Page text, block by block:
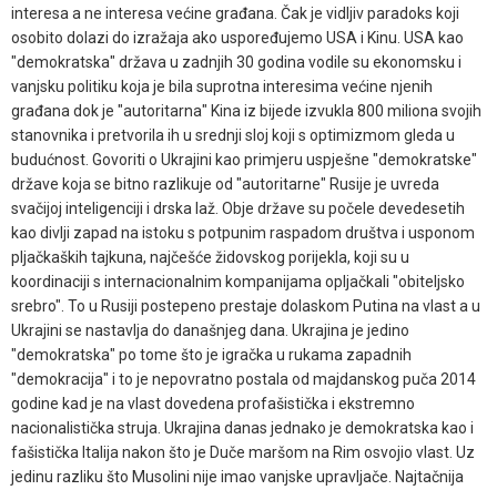
interesa a ne interesa većine građana. Čak je vidljiv paradoks koji
osobito dolazi do izražaja ako uspoređujemo USA i Kinu. USA kao
"demokratska" država u zadnjih 30 godina vodile su ekonomsku i
vanjsku politiku koja je bila suprotna interesima većine njenih
građana dok je "autoritarna" Kina iz bijede izvukla 800 miliona svojih
stanovnika i pretvorila ih u srednji sloj koji s optimizmom gleda u
budućnost. Govoriti o Ukrajini kao primjeru uspješne "demokratske"
države koja se bitno razlikuje od "autoritarne" Rusije je uvreda
svačijoj inteligenciji i drska laž. Obje države su počele devedesetih
kao divlji zapad na istoku s potpunim raspadom društva i usponom
pljačkaških tajkuna, najčešće židovskog porijekla, koji su u
koordinaciji s internacionalnim kompanijama opljačkali "obiteljsko
srebro". To u Rusiji postepeno prestaje dolaskom Putina na vlast a u
Ukrajini se nastavlja do današnjeg dana. Ukrajina je jedino
"demokratska" po tome što je igračka u rukama zapadnih
"demokracija" i to je nepovratno postala od majdanskog puča 2014
godine kad je na vlast dovedena profašistička i ekstremno
nacionalistička struja. Ukrajina danas jednako je demokratska kao i
fašistička Italija nakon što je Duče maršom na Rim osvojio vlast. Uz
jedinu razliku što Musolini nije imao vanjske upravljače. Najtačnija